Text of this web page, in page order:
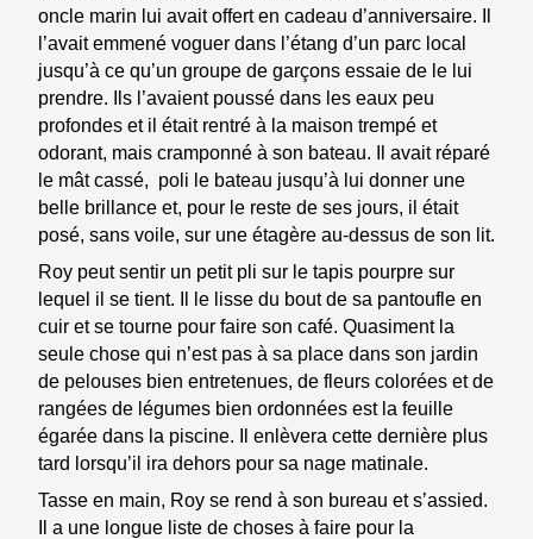
oncle marin lui avait offert en cadeau d’anniversaire. Il
l’avait emmené voguer dans l’étang d’un parc local
jusqu’à ce qu’un groupe de garçons essaie de le lui
prendre. Ils l’avaient poussé dans les eaux peu
profondes et il était rentré à la maison trempé et
odorant, mais cramponné à son bateau. Il avait réparé
le mât cassé, poli le bateau jusqu’à lui donner une
belle brillance et, pour le reste de ses jours, il était
posé, sans voile, sur une étagère au-dessus de son lit.
Roy peut sentir un petit pli sur le tapis pourpre sur
lequel il se tient. Il le lisse du bout de sa pantoufle en
cuir et se tourne pour faire son café. Quasiment la
seule chose qui n’est pas à sa place dans son jardin
de pelouses bien entretenues, de fleurs colorées et de
rangées de légumes bien ordonnées est la feuille
égarée dans la piscine. Il enlèvera cette dernière plus
tard lorsqu’il ira dehors pour sa nage matinale.
Tasse en main, Roy se rend à son bureau et s’assied.
Il a une longue liste de choses à faire pour la